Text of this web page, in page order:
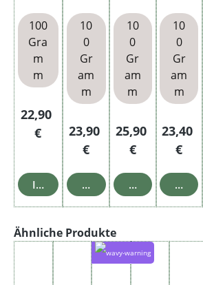
Origina
l Dose
na
Broken
100
Gra
m
m
Regulärer Preis:
22,90
€
In den Warenkorb
Origina
l Dose
Balkan
Passio
n
10
0
Gr
am
m
Regulärer Preis:
23,90
€
In den Warenkorb
Special
Kake
Dose
10
0
Gr
am
m
Regulärer Preis:
25,90
€
In den
10
0
Gr
am
m
23,40
€
In
Produktgalerie überspringen
Ähnliche Produkte